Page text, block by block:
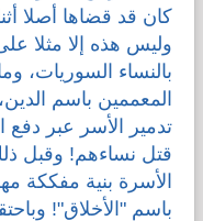
كان قد قضاها أصلا
وليس هذه إلا مثلا
بالنساء السوريات،
المعممين باسم
تدمير الأسر عبر دفع
قتل نساءهم! وقبل
الأسرة بنية مفككة
باسم "الأخلاق"!